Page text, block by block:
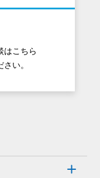
はこちら
い。